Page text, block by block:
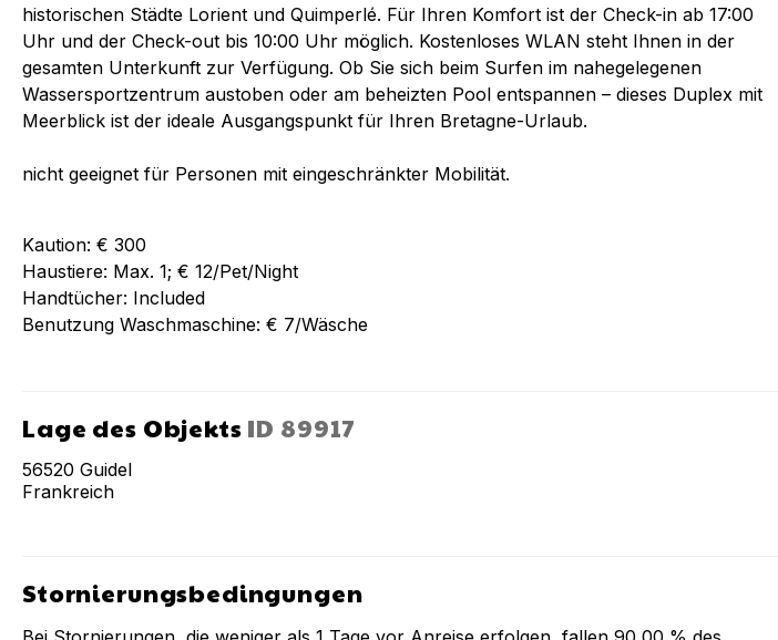
historischen Städte Lorient und Quimperlé. Für Ihren Komfort ist der Check-in ab 17:00
Uhr und der Check-out bis 10:00 Uhr möglich. Kostenloses WLAN steht Ihnen in der
gesamten Unterkunft zur Verfügung. Ob Sie sich beim Surfen im nahegelegenen
Wassersportzentrum austoben oder am beheizten Pool entspannen – dieses Duplex mit
Meerblick ist der ideale Ausgangspunkt für Ihren Bretagne-Urlaub.
nicht geeignet für Personen mit eingeschränkter Mobilität.
Kaution: € 300
Haustiere: Max. 1; € 12/Pet/Night
Handtücher: Included
Benutzung Waschmaschine: € 7/Wäsche
Lage des Objekts ID 89917
56520 Guidel
Frankreich
Stornierungsbedingungen